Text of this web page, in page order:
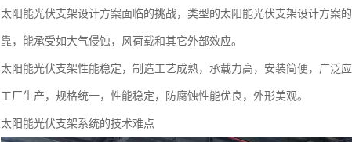
太阳能光伏支架设计方案面临的挑战，类型的太阳能光伏支架设计方案
靠，能承受如大气侵蚀，风荷载和其它外部效应。
太阳能光伏支架性能稳定，制造工艺成熟，承载力高，安装简便，广泛
工厂生产，规格统一，性能稳定，防腐蚀性能优良，外形美观。
太阳能光伏支架系统的技术难点